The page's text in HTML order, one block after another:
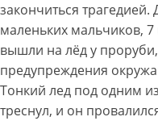
закончиться трагедией.
маленьких мальчиков, 7
вышли на лёд у
предупреждения
Тонкий лед под одним
треснул, и он